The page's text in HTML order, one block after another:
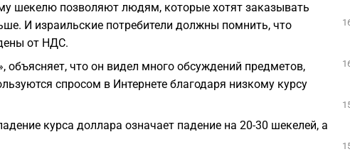
шекелю позволяют людям, которые хотят заказывать
И израильские потребители должны помнить, что
от НДС.
объясняет, что он видел много обсуждений предметов,
спросом в Интернете благодаря низкому курсу
курса доллара означает падение на 20-30 шекелей, а